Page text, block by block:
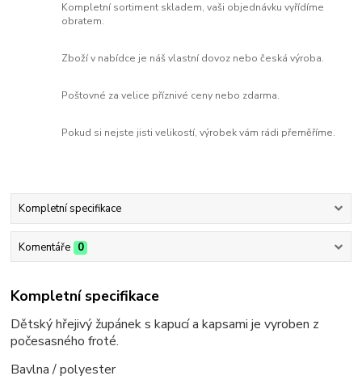
Kompletní sortiment skladem, vaši objednávku vyřídíme
obratem.
Zboží v nabídce je náš vlastní dovoz nebo česká výroba.
Poštovné za velice příznivé ceny nebo zdarma.
Pokud si nejste jisti velikostí, výrobek vám rádi přeměříme.
Kompletní specifikace
Komentáře 0
Kompletní specifikace
Dětský hřejivý župánek s kapucí a kapsami je vyroben z
počesasného froté.
Bavlna / polyester